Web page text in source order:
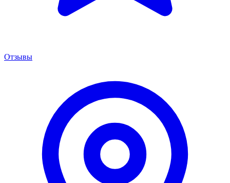
Отзывы
Менеджер сервиса
Онлайн · отвечаем за 5 мин